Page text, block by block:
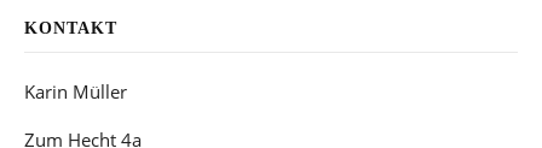
KONTAKT
Karin Müller
Zum Hecht 4a